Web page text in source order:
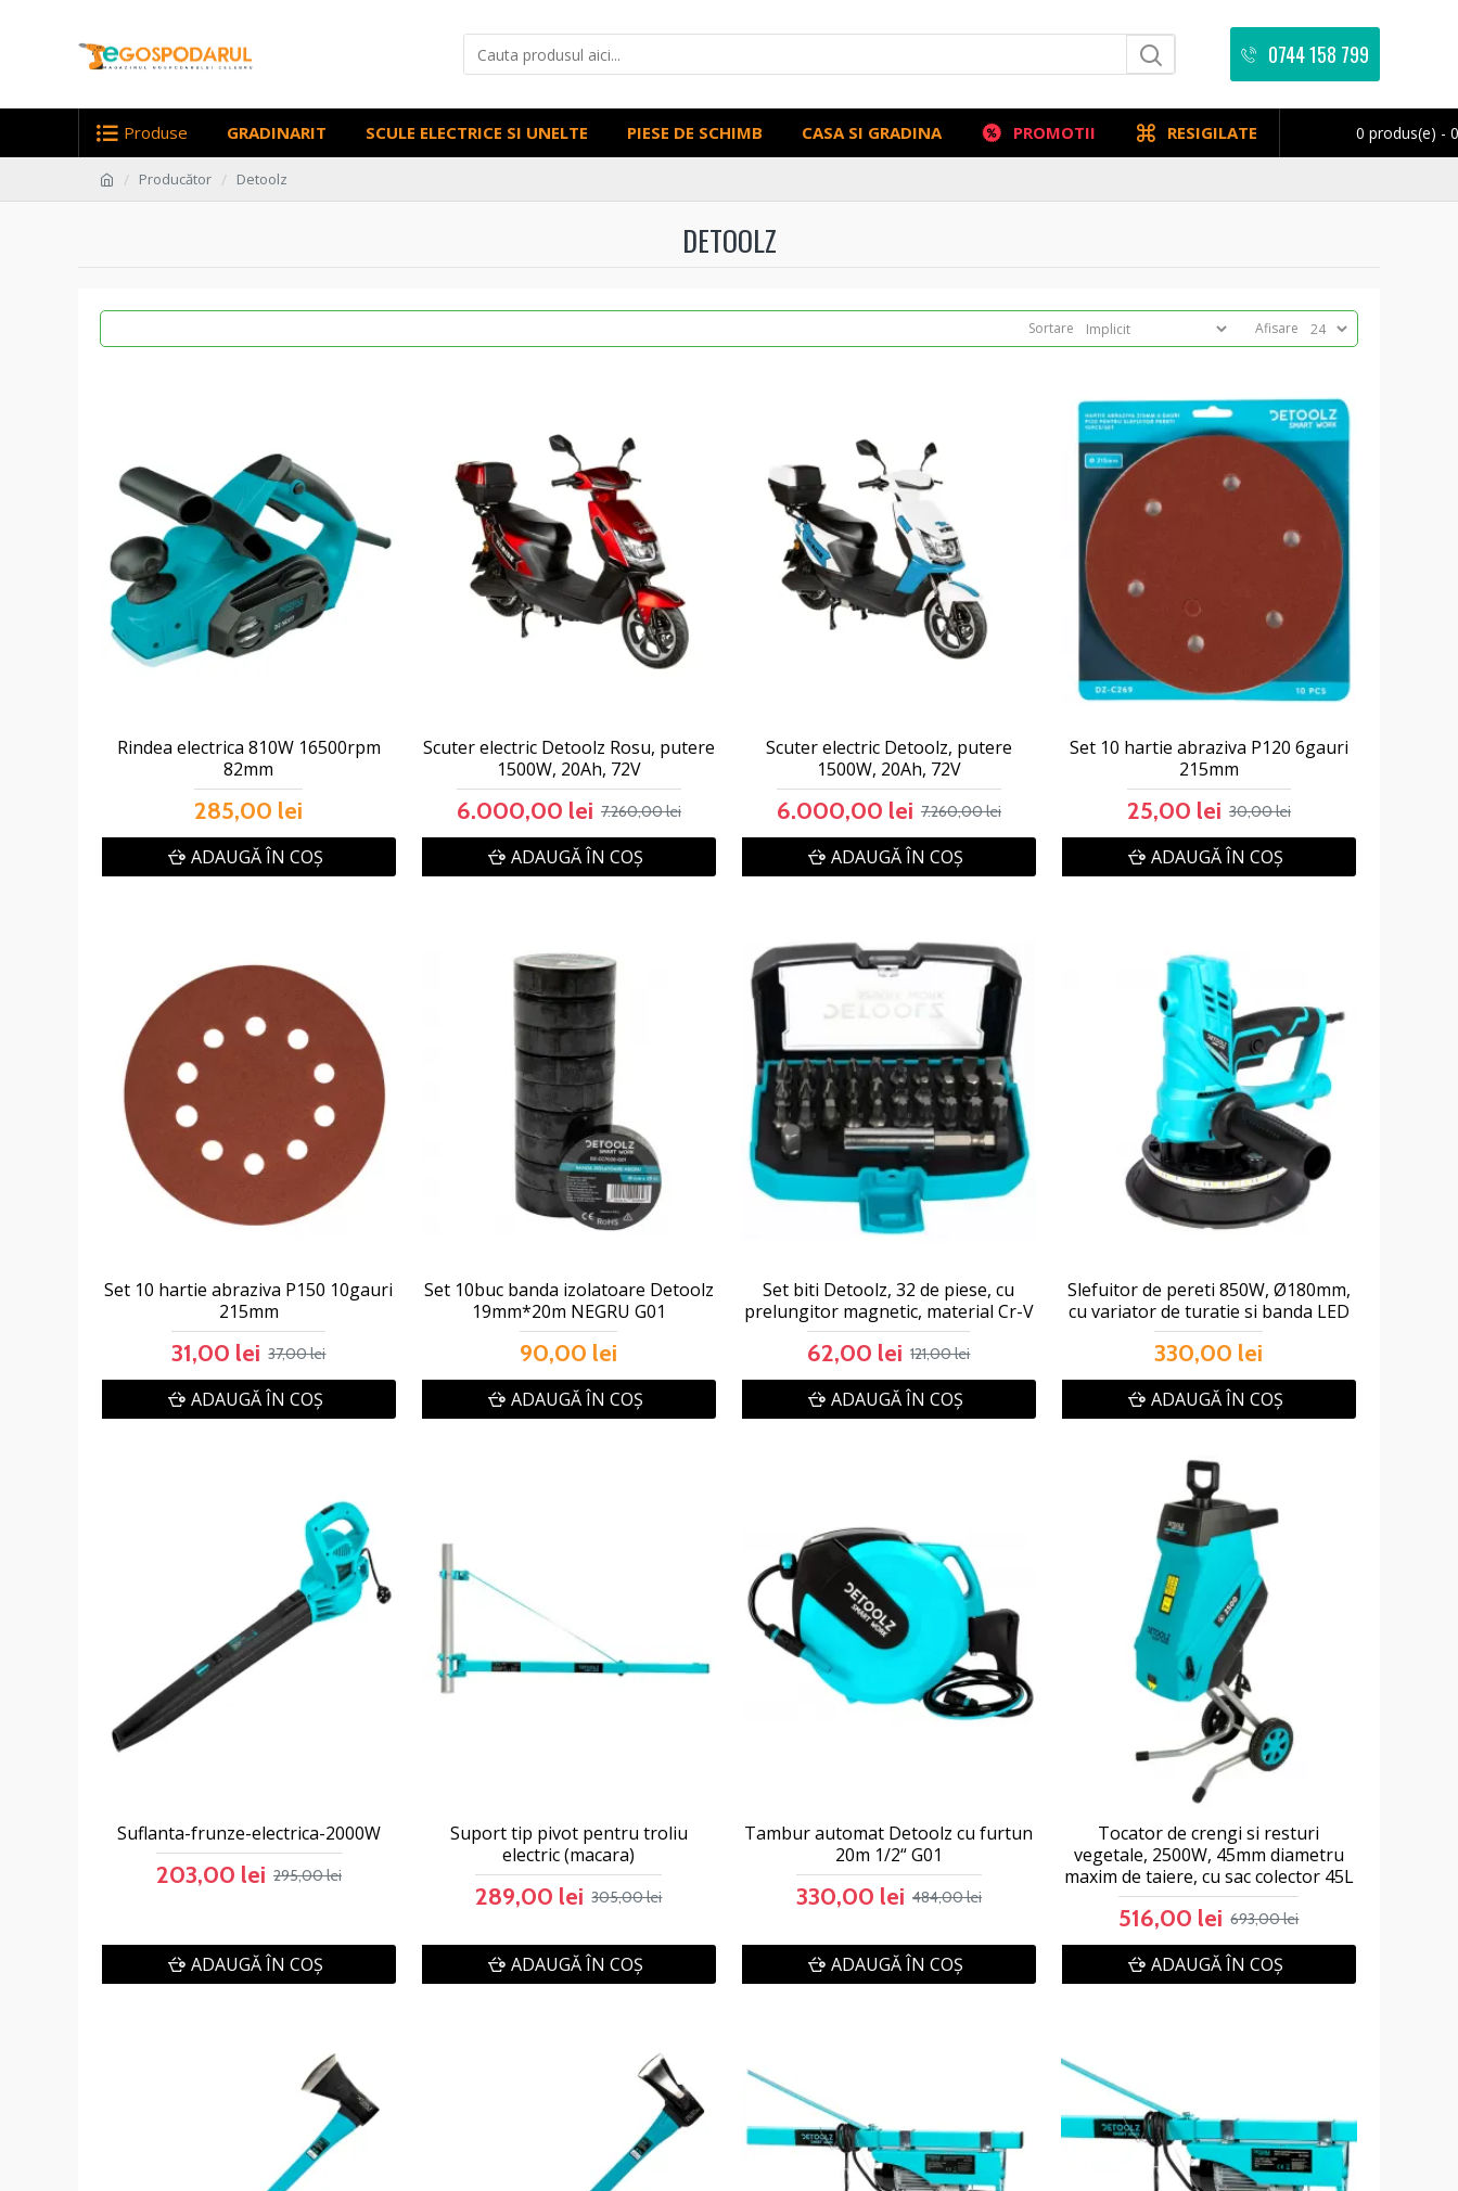
0744 158 799
Produse GRADINARIT SCULE ELECTRICE SI UNELTE PIESE DE SCHIMB CASA SI GRADINA PROMOTII RESIGILATE 0 produs(e) -
Producător Detoolz
DETOOLZ
Sortare Afisare
Rindea electrica 810W 16500rpm
82mm
285,00 lei
ADAUGĂ ÎN COŞ
Scuter electric Detoolz Rosu, putere
1500W, 20Ah, 72V
6.000,00 lei 7.260,00 lei
ADAUGĂ ÎN COŞ
Scuter electric Detoolz, putere
1500W, 20Ah, 72V
6.000,00 lei 7.260,00 lei
ADAUGĂ ÎN COŞ
Set 10 hartie abraziva P120 6gauri
215mm
25,00 lei 30,00 lei
ADAUGĂ ÎN COŞ
Set 10 hartie abraziva P150 10gauri
215mm
31,00 lei 37,00 lei
ADAUGĂ ÎN COŞ
Set 10buc banda izolatoare Detoolz
19mm*20m NEGRU G01
90,00 lei
ADAUGĂ ÎN COŞ
Set biti Detoolz, 32 de piese, cu
prelungitor magnetic, material Cr-V
62,00 lei 121,00 lei
ADAUGĂ ÎN COŞ
Slefuitor de pereti 850W, Ø180mm,
cu variator de turatie si banda LED
330,00 lei
ADAUGĂ ÎN COŞ
Suflanta-frunze-electrica-2000W
203,00 lei 295,00 lei
ADAUGĂ ÎN COŞ
Suport tip pivot pentru troliu
electric (macara)
289,00 lei 305,00 lei
ADAUGĂ ÎN COŞ
Tambur automat Detoolz cu furtun
20m 1/2“ G01
330,00 lei 484,00 lei
ADAUGĂ ÎN COŞ
Tocator de crengi si resturi
vegetale, 2500W, 45mm diametru
maxim de taiere, cu sac colector 45L
516,00 lei 693,00 lei
ADAUGĂ ÎN COŞ